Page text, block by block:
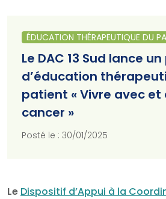
ÉDUCATION THÉRAPEUTIQUE DU
Le DAC 13 Sud lance
d’éducation
patient « Vivre avec et
cancer »
Posté le : 30/01/2025
Le Dispositif d’Appui à la